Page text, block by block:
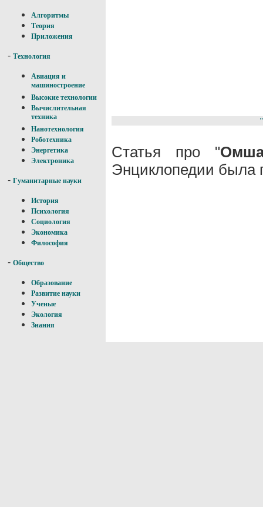
Алгоритмы
Теория
Приложения
- Технология
Авиация и
машиностроение
Высокие технологии
Вычислительная
техника
Нанотехнология
Роботехника
Энергетика
Электроника
- Гуманитарные науки
История
Психология
Социология
Экономика
Философия
- Общество
Образование
Развитие науки
Ученые
Экология
Знания
Статья про "
Энциклопедии была